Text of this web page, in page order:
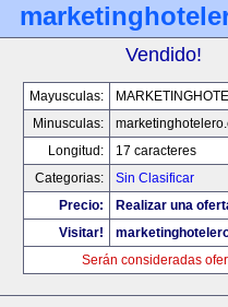
Vendido!
Mayusculas:
Minusculas:
Longitud:
17 caracteres
Categorias:
Sin Clasificar
Precio:
Realizar una
Visitar!
Serán consideradas